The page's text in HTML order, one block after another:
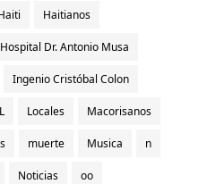
Haitianos
Hospital Dr. Antonio Musa
Ingenio Cristóbal Colon
Locales Macorisanos
muerte Musica n
Noticias oo